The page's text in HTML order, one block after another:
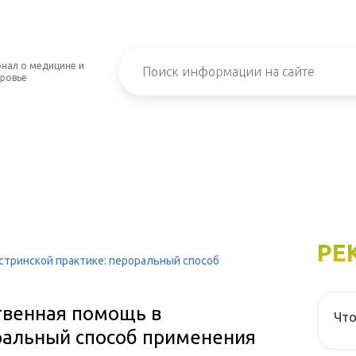
о медицине и
практике: пероральный способ
помощь в
способ применения